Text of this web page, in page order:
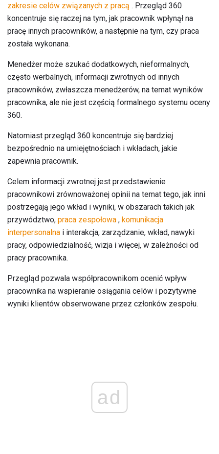
zakresie celów związanych z pracą . Przegląd 360
koncentruje się raczej na tym, jak pracownik wpłynął na
pracę innych pracowników, a następnie na tym, czy praca
została wykonana.
Menedżer może szukać dodatkowych, nieformalnych,
często werbalnych, informacji zwrotnych od innych
pracowników, zwłaszcza menedżerów, na temat wyników
pracownika, ale nie jest częścią formalnego systemu oceny
360.
Natomiast przegląd 360 koncentruje się bardziej
bezpośrednio na umiejętnościach i wkładach, jakie
zapewnia pracownik.
Celem informacji zwrotnej jest przedstawienie
pracownikowi zrównoważonej opinii na temat tego, jak inni
postrzegają jego wkład i wyniki, w obszarach takich jak
przywództwo, praca zespołowa , komunikacja
interpersonalna i interakcja, zarządzanie, wkład, nawyki
pracy, odpowiedzialność, wizja i więcej, w zależności od
pracy pracownika.
Przegląd pozwala współpracownikom ocenić wpływ
pracownika na wspieranie osiągania celów i pozytywne
wyniki klientów obserwowane przez członków zespołu.
ad